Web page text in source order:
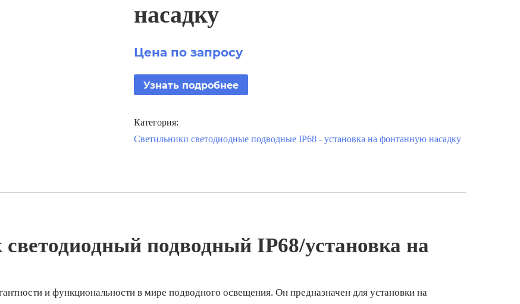
насадку
Цена по запросу
Узнать подробнее
Категория:
Светильники светодиодные подводные IP68 - установка на фонтанную насадку
подводный IP68/установка на
и функциональности в мире подводного освещения. Он предназначен для установки на